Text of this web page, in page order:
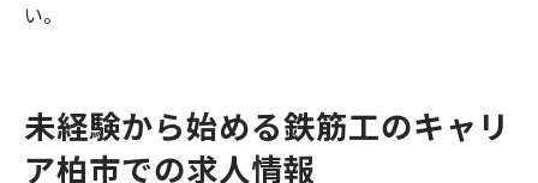
い。
未経験から始める鉄筋工のキャリ
ア柏市での求人情報